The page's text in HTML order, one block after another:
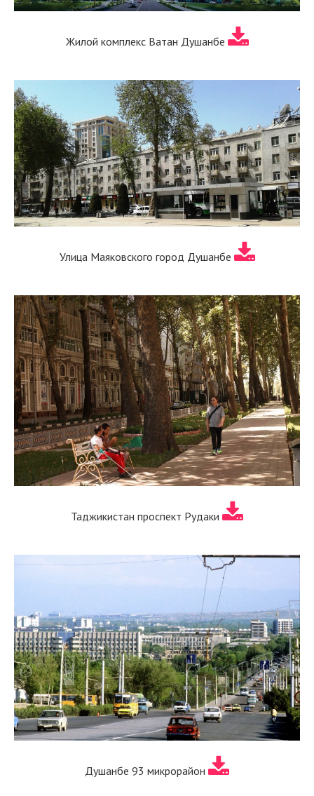
Жилой комплекс Ватан Душанбе
Улица Маяковского город Душанбе
Таджикистан проспект Рудаки
Душанбе 93 микрорайон